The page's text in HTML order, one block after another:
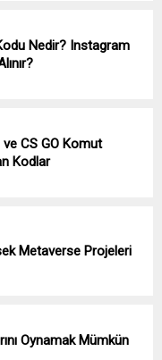
Nedir? Instagram
ve CS GO Komut
Kodlar
Metaverse Projeleri
Oynamak Mümkün